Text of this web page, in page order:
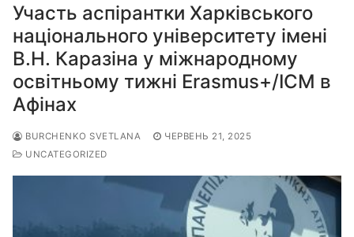
Участь аспірантки Харківського
національного університету імені
В.Н. Каразіна у міжнародному
освітньому тижні Erasmus+/ICM в
Афінах
BURCHENKO SVETLANA
ЧЕРВЕНЬ 21, 2025
UNCATEGORIZED